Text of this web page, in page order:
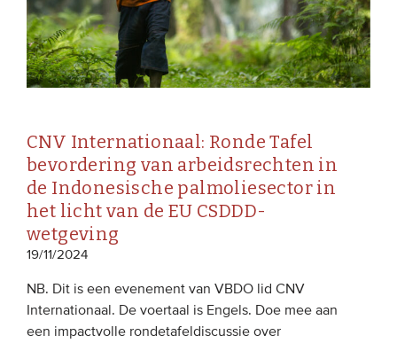
CNV Internationaal: Ronde Tafel
bevordering van arbeidsrechten in
de Indonesische palmoliesector in
het licht van de EU CSDDD-
wetgeving
19/11/2024
NB. Dit is een evenement van VBDO lid CNV
Internationaal. De voertaal is Engels. Doe mee aan
een impactvolle rondetafeldiscussie over